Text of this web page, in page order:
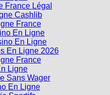
France Légal
Cashlib
France
En Ligne
En Ligne
En Ligne 2026
France
Ligne
Sans Wager
En Ligne